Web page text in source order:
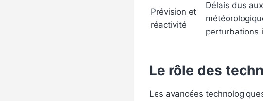
Prévision et
réactivité
Délais dus
perturbations
Le rôle des
Les avancées